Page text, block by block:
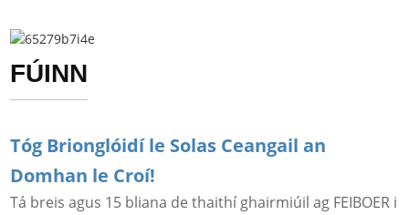
FÚINN
Tóg Brionglóidí le Solas Ceangail an
Domhan le Croí!
Tá breis agus 15 bliana de thaithí ghairmiúil ag FEIBOER i